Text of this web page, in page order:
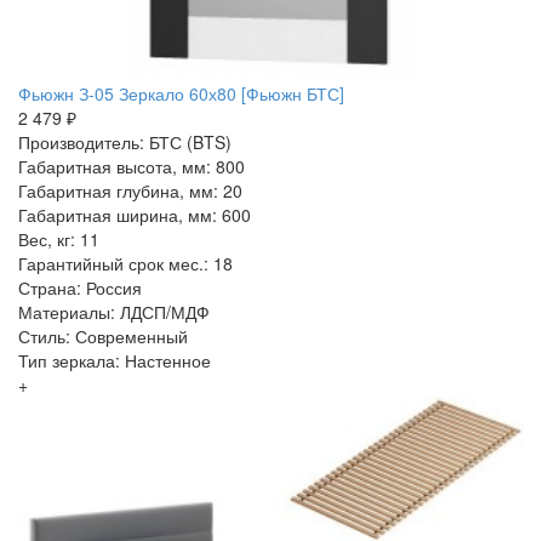
Фьюжн З-05 Зеркало 60х80 [Фьюжн БТС]
2 479 ₽
Производитель: БТС (BTS)
Габаритная высота, мм: 800
Габаритная глубина, мм: 20
Габаритная ширина, мм: 600
Вес, кг: 11
Гарантийный срок мес.: 18
Страна: Россия
Материалы: ЛДСП/МДФ
Стиль: Современный
Тип зеркала: Настенное
+